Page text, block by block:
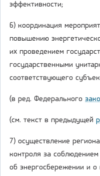
эффективности;
6) координация
повышению
их проведением
государственными
соответствующего
(в ред. Федерального
(см. текст в предыдущей
7) осуществление
контроля за
об энергосбережении и о